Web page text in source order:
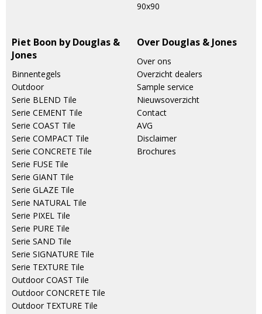
90x90
Piet Boon by Douglas &
Jones
Binnentegels
Outdoor
Serie BLEND Tile
Serie CEMENT Tile
Serie COAST Tile
Serie COMPACT Tile
Serie CONCRETE Tile
Serie FUSE Tile
Serie GIANT Tile
Serie GLAZE Tile
Serie NATURAL Tile
Serie PIXEL Tile
Serie PURE Tile
Serie SAND Tile
Serie SIGNATURE Tile
Serie TEXTURE Tile
Outdoor COAST Tile
Outdoor CONCRETE Tile
Outdoor TEXTURE Tile
Over Douglas & Jones
Over ons
Overzicht dealers
Sample service
Nieuwsoverzicht
Contact
AVG
Disclaimer
Brochures